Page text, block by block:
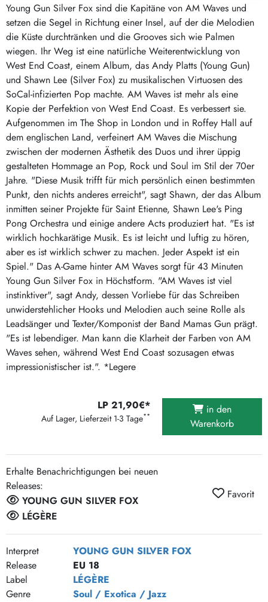
Young Gun Silver Fox sind die Kapitäne von AM Waves und
setzen die Segel in Richtung einer Insel, auf der die Melodien
die Küste durchtränken und die Grooves sich wie Palmen
wiegen. Ihr Weg ist eine natürliche Weiterentwicklung von
West End Coast, einem Album, das Andy Platts (Young Gun)
und Shawn Lee (Silver Fox) zu musikalischen Virtuosen des
SoCal-infizierten Pop machte. AM Waves ist mehr als eine
Kopie der Perfektion von West End Coast. Es verbessert sie.
Aufgenommen im The Shop in London und in Roffey Hall auf
dem englischen Land, verfeinert AM Waves die Mischung
zwischen der modernen Ästhetik des Duos und ihrer üppig
gestalteten Hommage an Pop, Rock und Soul im Stil der 70er
Jahre. "Diese Musik trifft für mich persönlich einen bestimmten
Punkt, den nichts anderes erreicht", sagt Shawn, der das Album
inmitten seiner Projekte für Saint Etienne, Shawn Lee's Ping
Pong Orchestra und einige andere Acts produziert hat. "Es ist
wirklich hochkarätige Musik. Es ist leicht und luftig zu hören,
aber es ist wirklich schwer zu machen. Jeder Aspekt ist ein
Spiel." Das A-Game hinter AM Waves sorgt für 43 Minuten
Young Gun Silver Fox in Höchstform. "AM Waves ist viel
instinktiver", sagt Andy, dessen Vorliebe für das Schreiben
unwiderstehlicher Hooks und Melodien auch seine Rolle als
Leadsänger und Texter/Komponist der Band Mamas Gun prägt.
"Es ist lebendiger. Man kann die Klarheit der Farben von AM
Waves sehen, während West End Coast sozusagen etwas
impressionistischer ist.". *Legere
LP 21,90€*
Auf Lager, Lieferzeit 1-3 Tage**
in den
Warenkorb
Erhalte Benachrichtigungen bei neuen
Releases:
YOUNG GUN SILVER FOX
LÉGÈRE
Favorit
Interpret
YOUNG GUN SILVER FOX
Release
EU 18
Label
LÉGÈRE
Genre
Soul / Exotica / Jazz